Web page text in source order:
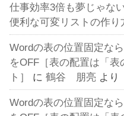
仕事効率3倍も夢じゃな
便利な可変リストの作り
Wordの表の位置固定な
をOFF［表の配置は「
ト］
に鶴谷 朋亮 より
Wordの表の位置固定な